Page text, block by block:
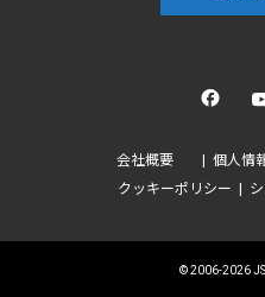
linkedin
会社概要 個人情
クッキーポリシー
© 2006-2026